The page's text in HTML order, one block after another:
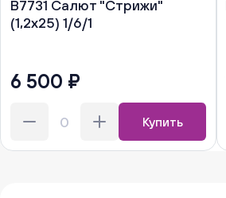
В7731 Салют "Стрижи"
(1,2х25) 1/6/1
6 500 ₽
Купить